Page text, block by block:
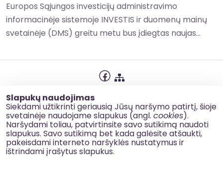
Slapukų naudojimas
Siekdami užtikrinti geriausią Jūsų naršymo patirtį, šioje
svetainėje naudojame slapukus (angl. cookies).
Naršydami toliau, patvirtinsite savo sutikimą naudoti
slapukus. Savo sutikimą bet kada galėsite atšaukti,
pakeisdami interneto naršyklės nustatymus ir
ištrindami įrašytus slapukus.
Europos Sąjungos investicijų administravimo
informacinėje sistemoje INVESTIS ir duomenų mainų
svetainėje (DMS) greitu metu bus įdiegtas naujas...
Slapukų naudojimas
Korupcijos prevencija
Kontaktai